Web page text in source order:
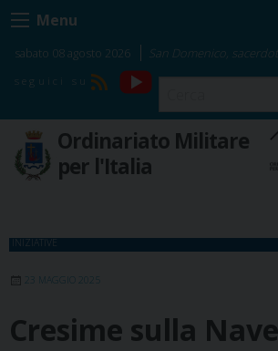
Skip
to
content
Menu
sabato 08 agosto 2026 San Domenico,
RSS
YouTube
Ordinariato Militare
per l'Italia
INIZIATIVE
23 MAGGIO 2025
Cresime sulla